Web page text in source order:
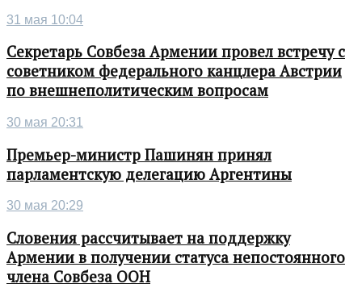
31 мая 10:04
Секретарь Совбеза Армении провел встречу с
советником федерального канцлера Австрии
по внешнеполитическим вопросам
30 мая 20:31
Премьер-министр Пашинян принял
парламентскую делегацию Аргентины
30 мая 20:29
Словения рассчитывает на поддержку
Армении в получении статуса непостоянного
члена Совбеза ООН